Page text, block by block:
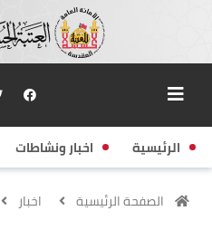
الرئيسية اخبار ونشاطات
الصفحة الرئيسية اخبار